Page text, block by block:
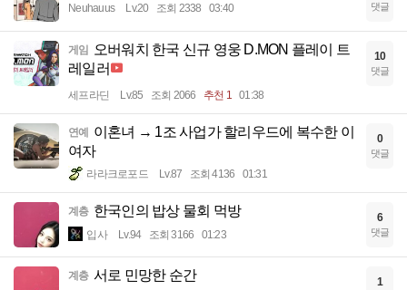
Neuhauus Lv.20 조회 2338 03:40 댓글
게임
오버워치 한국 신규 영웅 D.MON 플레이 트
레일러
세프라딘 Lv.85 조회 2066 추천 1 01:38
10
댓글
연예
이혼녀 → 1조 사업가 할리우드에 복수한 이
여자
라라크로포드 Lv.87 조회 4136 01:31
0
댓글
계층 한국인의 밥상 물회 먹방
입사 Lv.94 조회 3166 01:23
6
댓글
계층 서로 민망한 순간 1